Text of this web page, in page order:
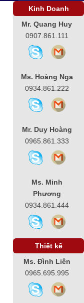
Kinh Doanh
Mr. Quang Huy
0907.861.111
Ms. Hoàng Nga
0934.861.222
Mr. Duy Hoàng
0965.861.333
Ms. Minh
Phương
0934.861.444
Thiết kế
Ms. Đình Liên
0965.695.995